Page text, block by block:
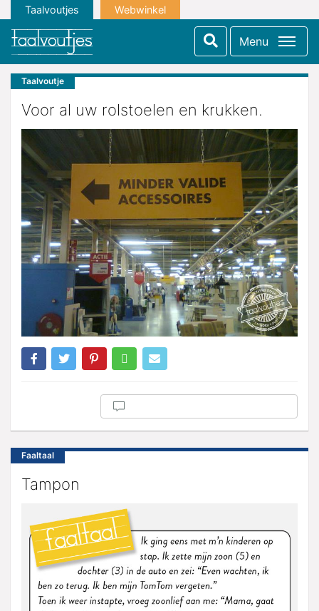
Taalvoutjes Webwinkel
Menu
Taalvoutje
Voor al uw rolstoelen en krukken.
Faaltaal
Tampon